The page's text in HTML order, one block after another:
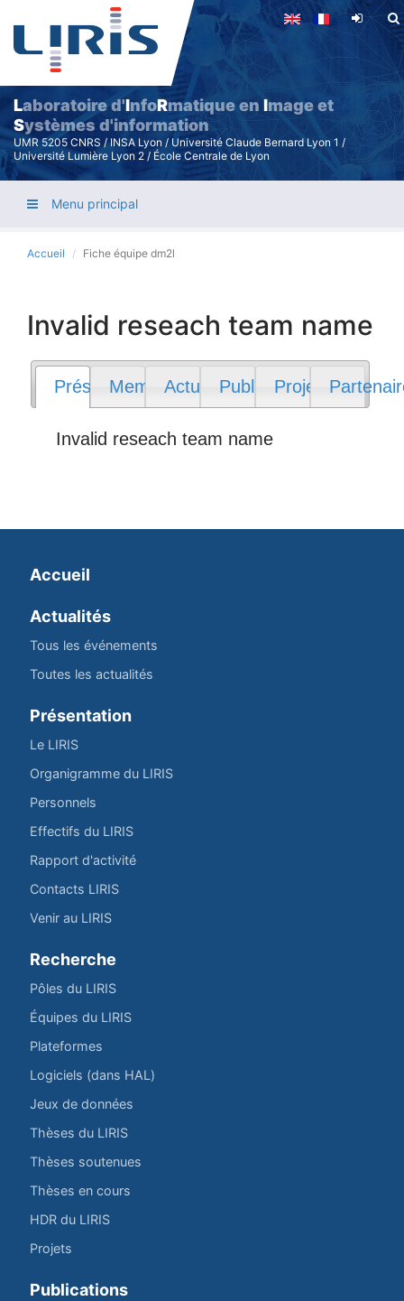
Aller
contenu
principal
Laboratoire d'InfoRmatique en Image et
Systèmes d'information
UMR 5205 CNRS / INSA Lyon / Université Claude Bernard Lyon 1 /
Université Lumière Lyon 2 / École Centrale de Lyon
Menu principal
Accueil Fiche équipe dm2l
Invalid reseach team name
PrésentationMembresActualitésPublications
Projets
Invalid reseach team name
Accueil
Actualités
Tous les événements
Toutes les actualités
Présentation
Le LIRIS
Organigramme du LIRIS
Personnels
Effectifs du LIRIS
Rapport d'activité
Contacts LIRIS
Venir au LIRIS
Recherche
Pôles du LIRIS
Équipes du LIRIS
Plateformes
Logiciels (dans HAL)
Jeux de données
Thèses du LIRIS
Thèses soutenues
Thèses en cours
HDR du LIRIS
Projets
Publications